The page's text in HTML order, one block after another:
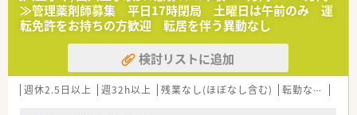
【募集背景と求める人物像について】
■今後の安定した店舗運営に向けた定期採用として、即戦力とな
って活躍いただける正社員の薬剤師の方を募集しております。
■一人薬剤師としての勤務も柔軟に対応でき、日々変化する業界
の中で自ら創意工夫を凝らして行動できる方を求めています。
■店舗間の移動や社用車の運転を伴うため、普通自動車運転免許
≫管理薬剤師募集 平日17時閉局 土曜日は午前のみ 運
転免許をお持ちの方歓迎 転居を伴う異動なし
検討リストに追加
週休2.5日以上 週32h以上 残業なし(ほぼなし含む) 転勤なし